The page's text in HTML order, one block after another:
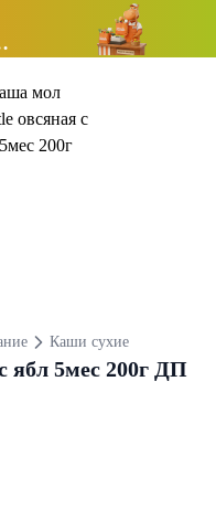
Каши сухие
ябл 5мес 200г ДП